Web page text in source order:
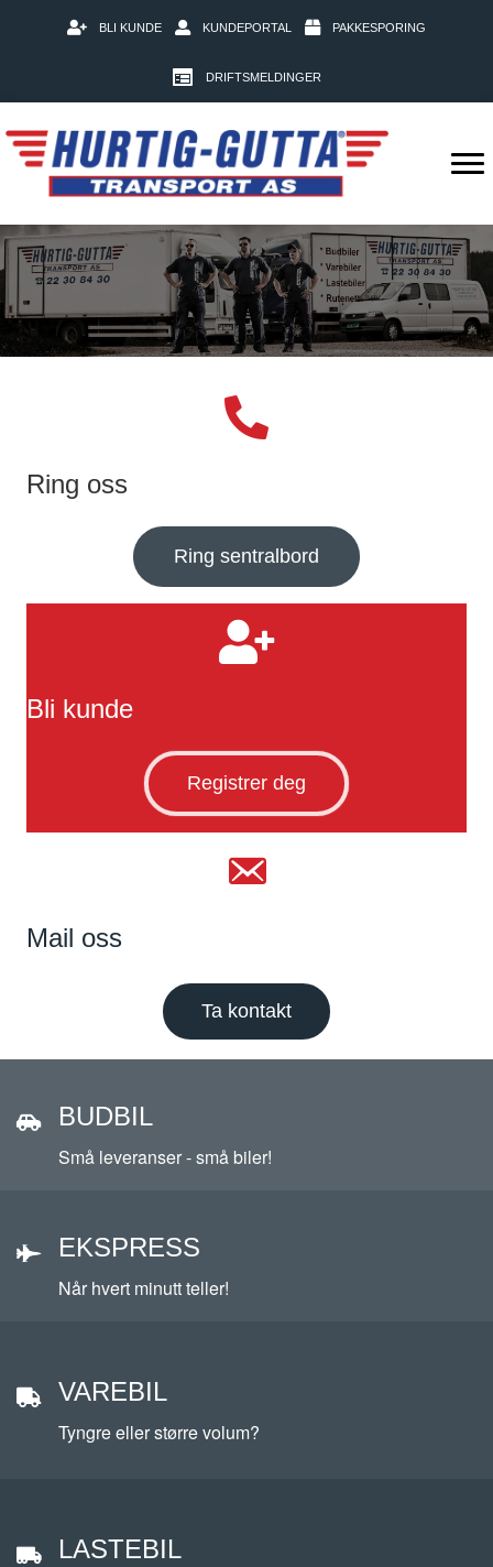
BLI KUNDE KUNDEPORTAL PAKKESPORING
DRIFTSMELDINGER
Ring oss
Ring sentralbord
Bli kunde
Registrer deg
Mail oss
Ta kontakt
Budbil BUDBIL
Små leveranser - små biler!
EkspressEKSPRESS
Når hvert minutt teller!
VarebilVAREBIL
Tyngre eller større volum?
LastebilLASTEBIL